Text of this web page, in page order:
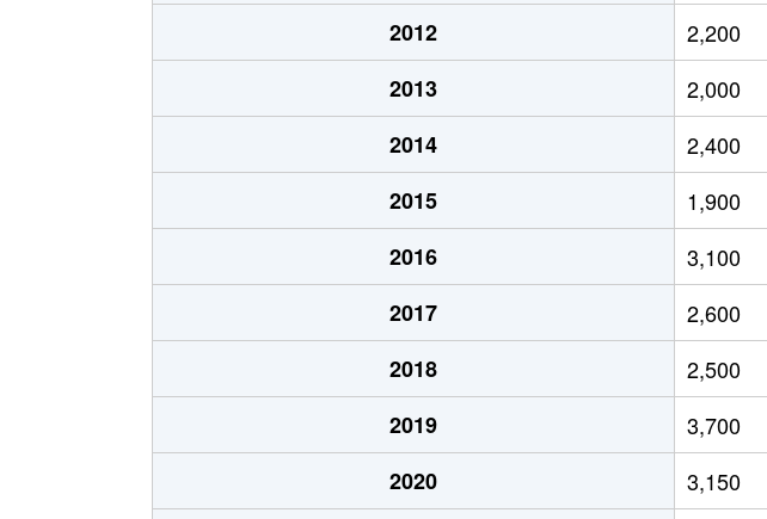
2012
2,200
2013
2,000
2014
2,400
2015
1,900
2016
3,100
2017
2,600
2018
2,500
2019
3,700
2020
3,150